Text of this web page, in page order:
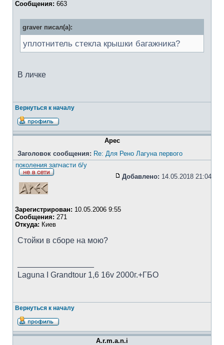
Сообщения: 663
graver писал(а):
уплотнитель стекла крышки багажника?
В личке
Вернуться к началу
Apec
Заголовок сообщения: Re: Для Рено Лагуна первого
поколения запчасти б/у
Добавлено: 14.05.2018 21:04
Зарегистрирован: 10.05.2006 9:55
Сообщения: 271
Откуда: Киев
Стойки в сборе на мою?
Laguna I Grandtour 1,6 16v 2000г.+ГБО
Вернуться к началу
A.r.m.a.n.i